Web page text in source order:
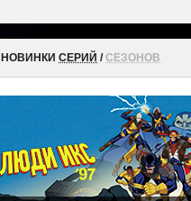
НОВИНКИ СЕРИЙ /СЕЗОНОВ